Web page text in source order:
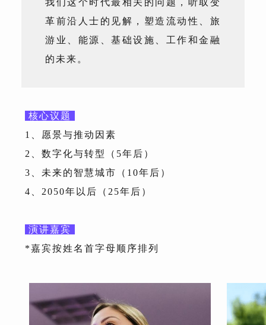
革前沿人士的见解，塑造流动性、旅
游业、能源、基础设施、工作和金融
的未来。
核心议题
1、愿景与推动因素
2、数字化与转型（5年后）
3、未来的智慧城市（10年后）
4、2050年以后（25年后）
演讲嘉宾
*嘉宾按姓名首字母顺序排列